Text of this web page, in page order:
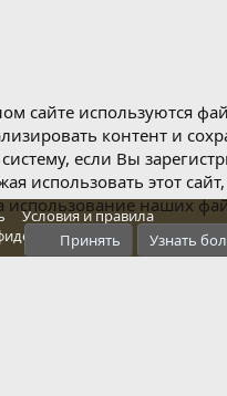
Условия и правила
Справка
сайте используются
контент и
систему, если Вы
использовать этот
использование наших
Принять Узнать